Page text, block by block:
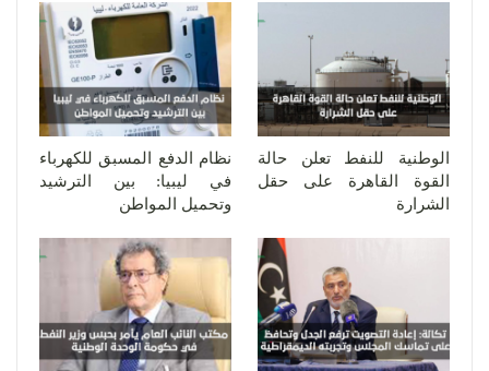
الوطنية للنفط تعلن حالة
القوة القاهرة على حقل
الشرارة
نظام الدفع المسبق للكهرباء
في ليبيا: بين الترشيد
وتحميل المواطن